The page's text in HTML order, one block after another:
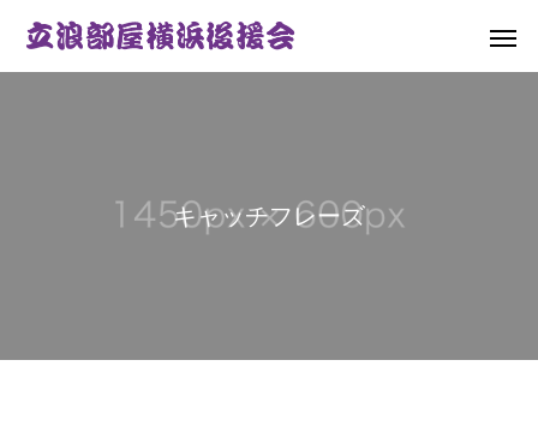
キャッチフ レーズ